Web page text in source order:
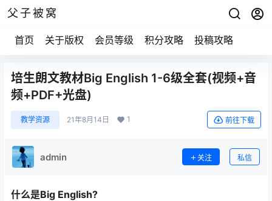
父子被窝
首页 关于版权 会员等级 积分攻略 投稿攻略
培生朗文教材Big English 1-6级全套(视频+音
频+PDF+光盘)
教学资源 21年8月14日 1 前往下载
admin 关注 私信
什么是Big English?